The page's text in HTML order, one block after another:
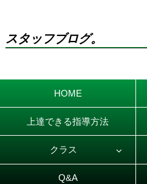
スタッフブログ。
HOME
上達できる指導方法
クラス
Q&A